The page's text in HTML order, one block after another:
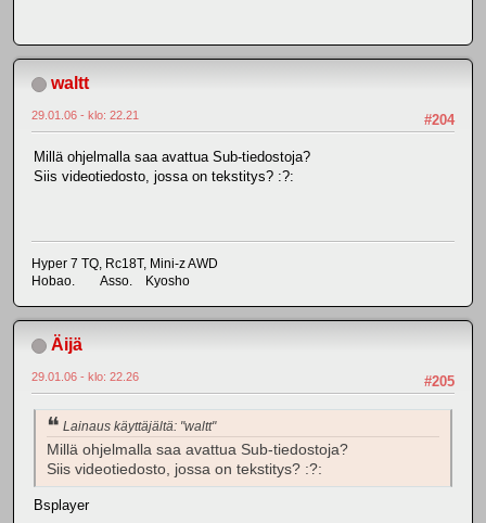
waltt
#204
29.01.06 - klo: 22.21
Millä ohjelmalla saa avattua Sub-tiedostoja?
Siis videotiedosto, jossa on tekstitys? :?:
Hyper 7 TQ, Rc18T, Mini-z AWD
Hobao. Asso. Kyosho
Äijä
#205
29.01.06 - klo: 22.26
Lainaus käyttäjältä: "waltt"
Millä ohjelmalla saa avattua Sub-tiedostoja?
Siis videotiedosto, jossa on tekstitys? :?:
Bsplayer